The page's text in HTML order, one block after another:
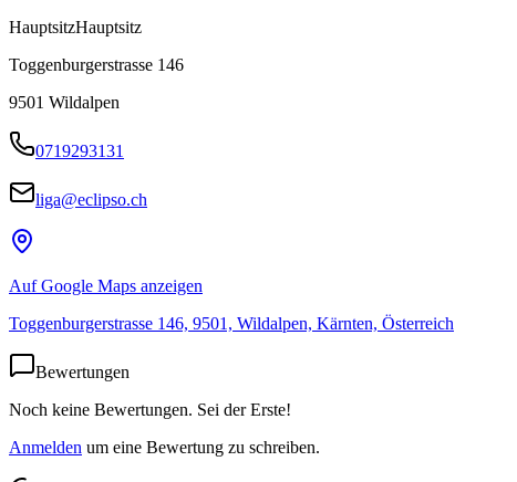
HauptsitzHauptsitz
Toggenburgerstrasse 146
9501 Wildalpen
0719293131
liga@eclipso.ch
Auf Google Maps anzeigen
Toggenburgerstrasse 146, 9501, Wildalpen, Kärnten, Österreich
Bewertungen
Noch keine Bewertungen. Sei der Erste!
Anmelden um eine Bewertung zu schreiben.